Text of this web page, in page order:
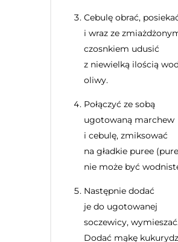
Cebulę obrać,
i wraz ze
czosnkiem udusić
z niewielką ilością
oliwy.
Połączyć ze sobą
ugotowaną marchew
i cebulę, zmiksować
na gładkie puree
nie może być
Następnie dodać
je do ugotowanej
soczewicy,
Dodać mąkę